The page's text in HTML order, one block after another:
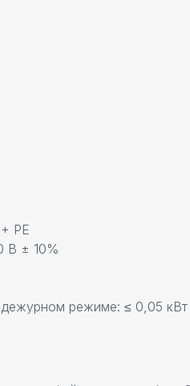
PE
В ± 10%
режиме: ≤ 0,05 кВт